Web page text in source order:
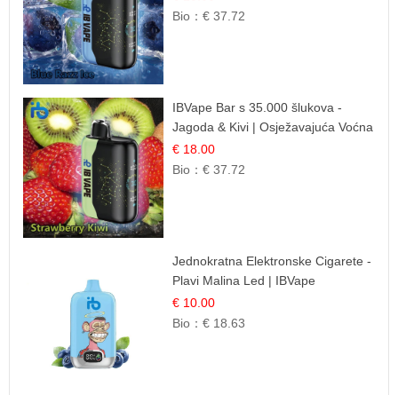
Bio：€ 37.72
IBVape Bar s 35.000 šlukova -
Jagoda & Kivi | Osježavajuća Voćna
Mješavina
€ 18.00
Bio：€ 37.72
Jednokratna Elektronske Cigarete -
Plavi Malina Led | IBVape
€ 10.00
Bio：€ 18.63